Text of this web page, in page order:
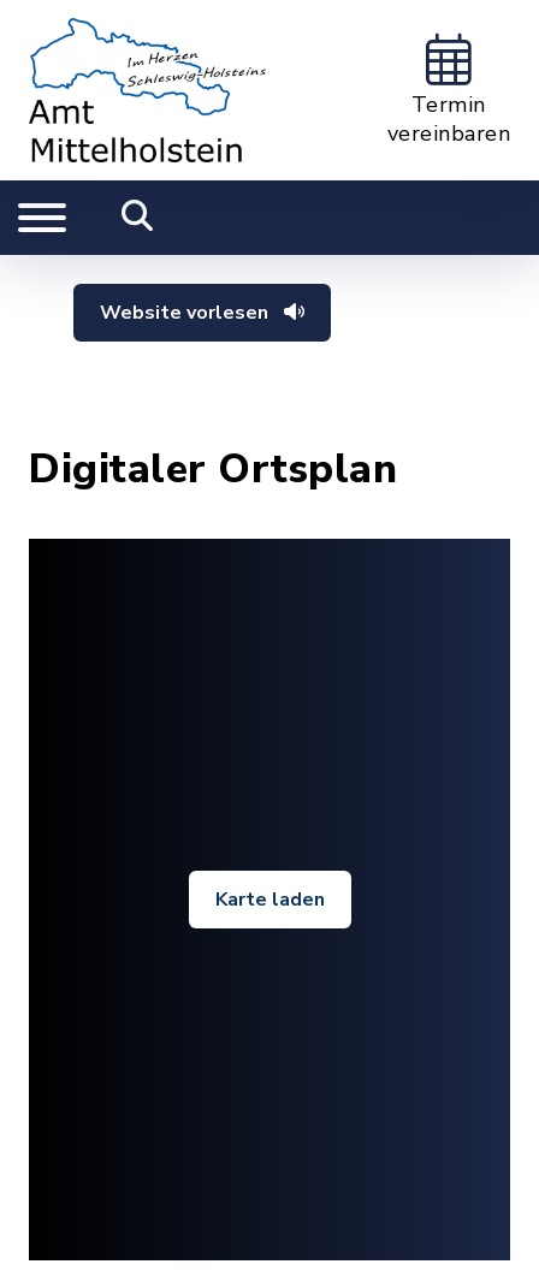
Termin
vereinbaren
Website vorlesen
Digitaler Ortsplan
Karte laden